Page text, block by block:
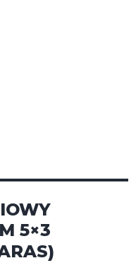
5×3